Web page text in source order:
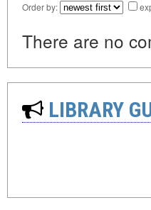
Order by:
There are no
LIBRARY